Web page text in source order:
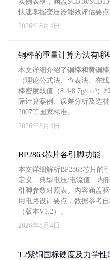
实例表格，涵盖SCB10/
快速掌握变压器能效评估要点
2026年8月4日
铜棒的重量计算方法有哪
本文详细介绍了铜棒和黄铜
（理论公式法、查表法、在
棒密度取值（8.4-8.7g/cm³）
际计算案例、误差分析及选
2007等国家标准。
2026年8月4日
BP2863芯片各引脚功能
本文详细解析BP2863芯片的
定义、典型电压/电流值、内
引脚参数对照表。内容涵盖
用电路设计要点，数据参考
（版本V1.2）。
2026年8月4日
T2紫铜国标硬度及力学性